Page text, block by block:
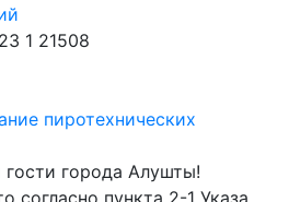
1 21508
пиротехнических
города Алушты!
согласно пункта 2-1 Указа